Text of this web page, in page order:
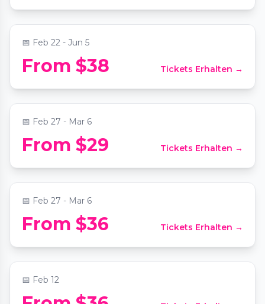
📍Antone's Nightclub
📅 Feb 22 - Jun 5
From $38 Tickets Erhalten →
Candlelight: The Best of Hans Zimmer
📍St David's Episcopal Church
📅 Feb 27 - Mar 6
From $29 Tickets Erhalten →
Candlelight: Coldplay & Imagine Dragons
📍St David's Episcopal Church
📅 Feb 27 - Mar 6
From $36 Tickets Erhalten →
Candlelight: Valentine’s Day Special
📍AFS Cinema
📅 Feb 12